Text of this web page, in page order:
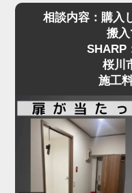
配管の問題でトラブ
身での無理な設置は
すので、専門の業者
す。お困りの際は、
濯パンと本体のサイ
から「設置はできな
なご相談を、桜川市
からいただきました
洗濯機は、洗面台・
る必要があり、数セ
した。
さらに、他の業者に
ご連絡をいただい
相談内容：購入
搬
SHARP
桜川
施工